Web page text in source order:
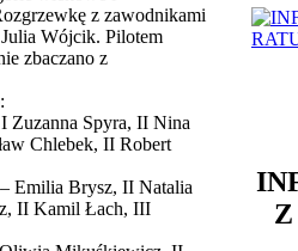
z zawodnikami
Wójcik. Pilotem
zbaczano z
Zuzanna Spyra, II Nina
Chlebek, II Robert
Emilia Brysz, II Natalia
II Kamil Łach, III
Z